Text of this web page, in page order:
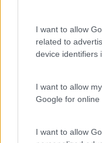
I want to allow
related to
device identifiers
I want to allow
Google for online
I want to allow
Interculturalidade
Keep In Mind
Mudança
Pessoas